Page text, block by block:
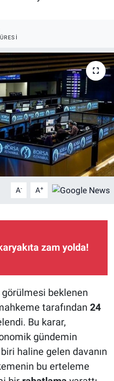
A- A+
zam yolda!
beklenen
tarafından 24
Bu karar,
gündemin
haline gelen davanın
bu erteleme